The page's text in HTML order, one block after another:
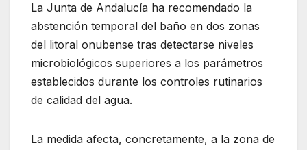
La Junta de Andalucía ha recomendado la
abstención temporal del baño en dos zonas
del litoral onubense tras detectarse niveles
microbiológicos superiores a los parámetros
establecidos durante los controles rutinarios
de calidad del agua.
La medida afecta, concretamente, a la zona de